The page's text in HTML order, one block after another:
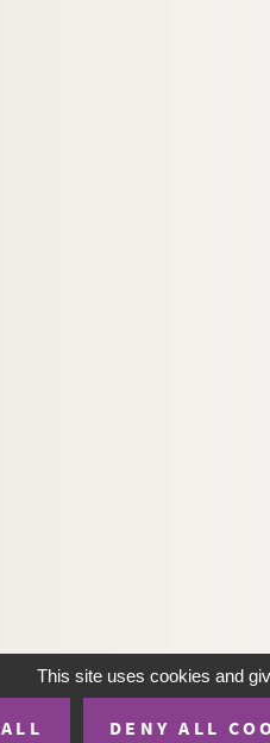
This site uses cookies and
DENY ALL